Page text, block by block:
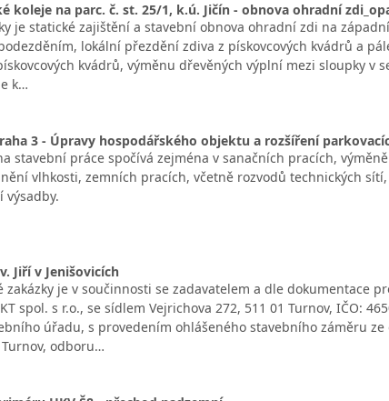
koleje na parc. č. st. 25/1, k.ú. Jičín - obnova ohradní
je statické zajištění a stavební obnova ohradní zdi na
lokální přezdění zdiva z pískovcových kvádrů a
kvádrů, výměnu dřevěných výplní mezi sloupky v
k…
3 - Úpravy hospodářského objektu a rozšíření
stavební práce spočívá zejména v sanačních pracích,
vlhkosti, zemních pracích, včetně rozvodů technických
výsadby.
Jiří v Jenišovicích
je v součinnosti se zadavatelem a dle dokumentace
spol. s r.o., se sídlem Vejrichova 272, 511 01 Turnov, IČO:
úřadu, s provedením ohlášeného stavebního záměru ze
odboru…